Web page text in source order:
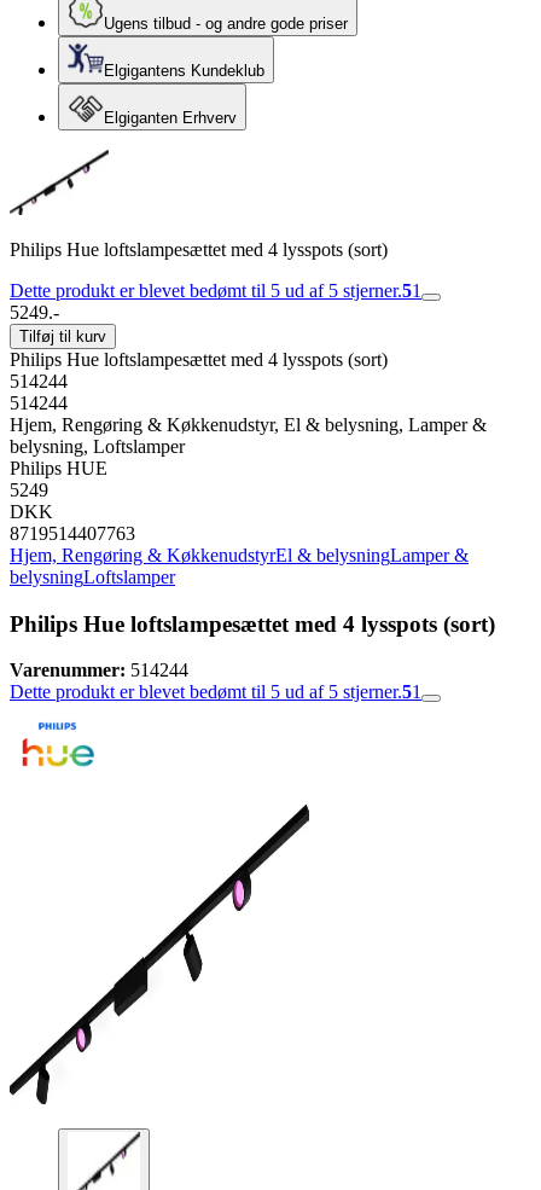
Ugens tilbud - og andre gode priser
Elgigantens Kundeklub
Elgiganten Erhverv
Philips Hue loftslampesættet med 4 lysspots (sort)
Dette produkt er blevet bedømt til 5 ud af 5 stjerner.51
5249.-
Tilføj til kurv
Philips Hue loftslampesættet med 4 lysspots (sort)
514244
514244
Hjem, Rengøring & Køkkenudstyr, El & belysning, Lamper &
belysning, Loftslamper
Philips HUE
5249
DKK
8719514407763
Hjem, Rengøring & KøkkenudstyrEl & belysningLamper &
belysningLoftslamper
Philips Hue loftslampesættet med 4 lysspots (sort)
Varenummer: 514244
Dette produkt er blevet bedømt til 5 ud af 5 stjerner.51